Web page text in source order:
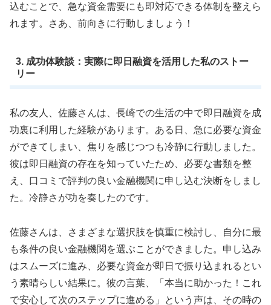
込むことで、急な資金需要にも即対応できる体制を整えら
れます。さあ、前向きに行動しましょう！
3. 成功体験談：実際に即日融資を活用した私のストー
リー
私の友人、佐藤さんは、長崎での生活の中で即日融資を成
功裏に利用した経験があります。ある日、急に必要な資金
ができてしまい、焦りを感じつつも冷静に行動しました。
彼は即日融資の存在を知っていたため、必要な書類を整
え、口コミで評判の良い金融機関に申し込む決断をしまし
た。冷静さが功を奏したのです。
佐藤さんは、さまざまな選択肢を慎重に検討し、自分に最
も条件の良い金融機関を選ぶことができました。申し込み
はスムーズに進み、必要な資金が即日で振り込まれるとい
う素晴らしい結果に。彼の言葉、「本当に助かった！これ
で安心して次のステップに進める」という声は、その時の